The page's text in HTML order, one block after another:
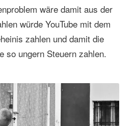
wäre damit aus der
würde YouTube mit dem
zahlen und damit die
so ungern Steuern zahlen.